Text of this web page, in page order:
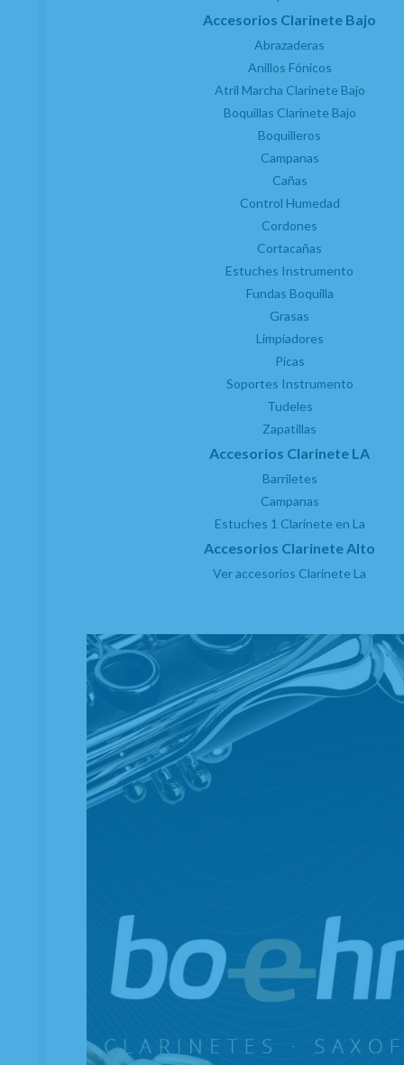
Accesorios Clarinete Bajo
Abrazaderas
Anillos Fónicos
Atril Marcha Clarinete Bajo
Boquillas Clarinete Bajo
Boquilleros
Campanas
Cañas
Control Humedad
Cordones
Cortacañas
Estuches Instrumento
Fundas Boquilla
Grasas
Limpiadores
Picas
Soportes Instrumento
Tudeles
Zapatillas
Accesorios Clarinete LA
Barriletes
Campanas
Estuches 1 Clarinete en La
Accesorios Clarinete Alto
Ver accesorios Clarinete La